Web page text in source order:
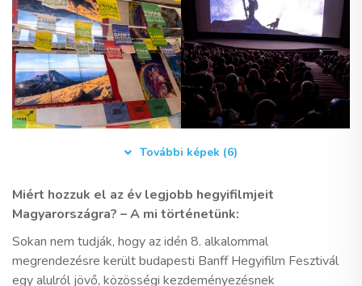
További képek (6)
Miért hozzuk el az év legjobb hegyifilmjeit
Magyarországra? – A mi történetünk:
Sokan nem tudják, hogy az idén 8. alkalommal
megrendezésre került budapesti Banff Hegyifilm Fesztivál
egy alulról jövő, közösségi kezdeményezésnek